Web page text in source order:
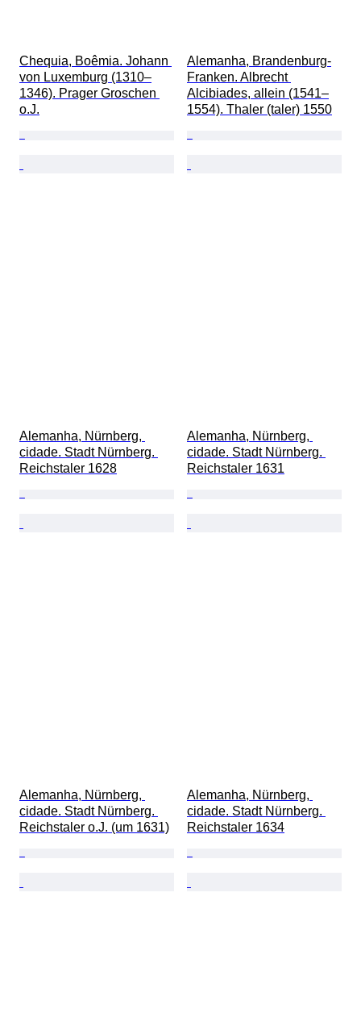
Chequia, Boêmia. Johann
von Luxemburg (1310–
1346). Prager Groschen
o.J.
Alemanha, Brandenburg-
Franken. Albrecht
Alcibiades, allein (1541–
1554). Thaler (taler) 1550
Alemanha, Nürnberg,
cidade. Stadt Nürnberg.
Reichstaler 1628
Alemanha, Nürnberg,
cidade. Stadt Nürnberg.
Reichstaler 1631
Alemanha, Nürnberg,
cidade. Stadt Nürnberg.
Reichstaler o.J. (um 1631)
Alemanha, Nürnberg,
cidade. Stadt Nürnberg.
Reichstaler 1634